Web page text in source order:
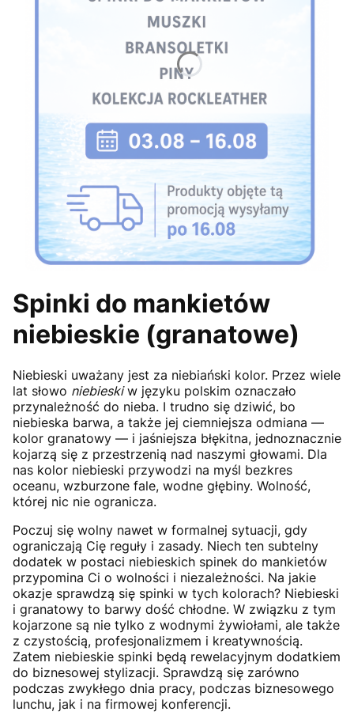
Spinki do mankietów
niebieskie (granatowe)
Niebieski uważany jest za niebiański kolor. Przez wiele
lat słowo niebieskiw języku polskim oznaczało
przynależność do nieba. I trudno się dziwić, bo
niebieska barwa, a także jej ciemniejsza odmiana —
kolor granatowy — i jaśniejsza błękitna, jednoznacznie
kojarzą się z przestrzenią nad naszymi głowami. Dla
nas kolor niebieski przywodzi na myśl bezkres
oceanu, wzburzone fale, wodne głębiny. Wolność,
której nic nie ogranicza.
Poczuj się wolny nawet w formalnej sytuacji, gdy
ograniczają Cię reguły i zasady. Niech ten subtelny
dodatek w postaci niebieskich spinek do mankietów
przypomina Ci o wolności i niezależności. Na jakie
okazje sprawdzą się spinki w tych kolorach? Niebieski
i granatowy to barwy dość chłodne. W związku z tym
kojarzone są nie tylko z wodnymi żywiołami, ale także
z czystością, profesjonalizmem i kreatywnością.
Zatem niebieskie spinki będą rewelacyjnym dodatkiem
do biznesowej stylizacji. Sprawdzą się zarówno
podczas zwykłego dnia pracy, podczas biznesowego
lunchu, jak i na firmowej konferencji.